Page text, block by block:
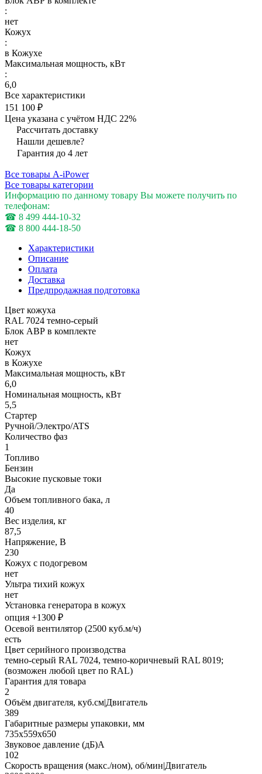
:
нет
Кожух
:
в Кожухе
Максимальная мощность, кВт
:
6,0
Все характеристики
151 100 ₽
Цена указана с учётом НДС 22%
Рассчитать доставку
Нашли дешевле?
Гарантия до 4 лет
Все товары A-iPower
Все товары категории
Информацию по данному товару Вы можете получить по
телефонам:
☎ 8 499 444-10-32
☎ 8 800 444-18-50
Характеристики
Описание
Оплата
Доставка
Предпродажная подготовка
Цвет кожуха
RAL 7024 темно-серый
Блок АВР в комплекте
нет
Кожух
в Кожухе
Максимальная мощность, кВт
6,0
Номинальная мощность, кВт
5,5
Стартер
Ручной/Электро/ATS
Количество фаз
1
Топливо
Бензин
Высокие пусковые токи
Да
Объем топливного бака, л
40
Вес изделия, кг
87,5
Напряжение, В
230
Кожух с подогревом
нет
Ультра тихий кожух
нет
Установка генератора в кожух
опция +1300 ₽
Осевой вентилятор (2500 куб.м/ч)
есть
Цвет серийного производства
темно-серый RAL 7024, темно-коричневый RAL 8019;
(возможен любой цвет по RAL)
Гарантия для товара
2
Объём двигателя, куб.см|Двигатель
389
Габаритные размеры упаковки, мм
735х559х650
Звуковое давление (дБ)А
102
Скорость вращения (макс./ном), об/мин|Двигатель